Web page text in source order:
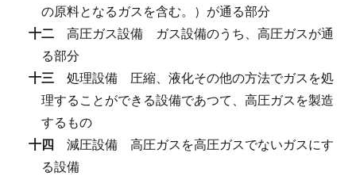
の原料となるガスを含む。）が通る部分
十二
高圧ガス設備
ガス設備のうち、高圧ガスが通
る部分
十三
処理設備
圧縮、液化その他の方法でガスを処
理することができる設備であつて、高圧ガスを製造
するもの
十四
減圧設備
高圧ガスを高圧ガスでないガスにす
る設備